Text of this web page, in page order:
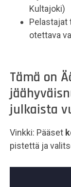
Kultajoki)
Pelastajat
otettava
Tämä on
julkaista
Vinkki: Pääset
pistettä ja